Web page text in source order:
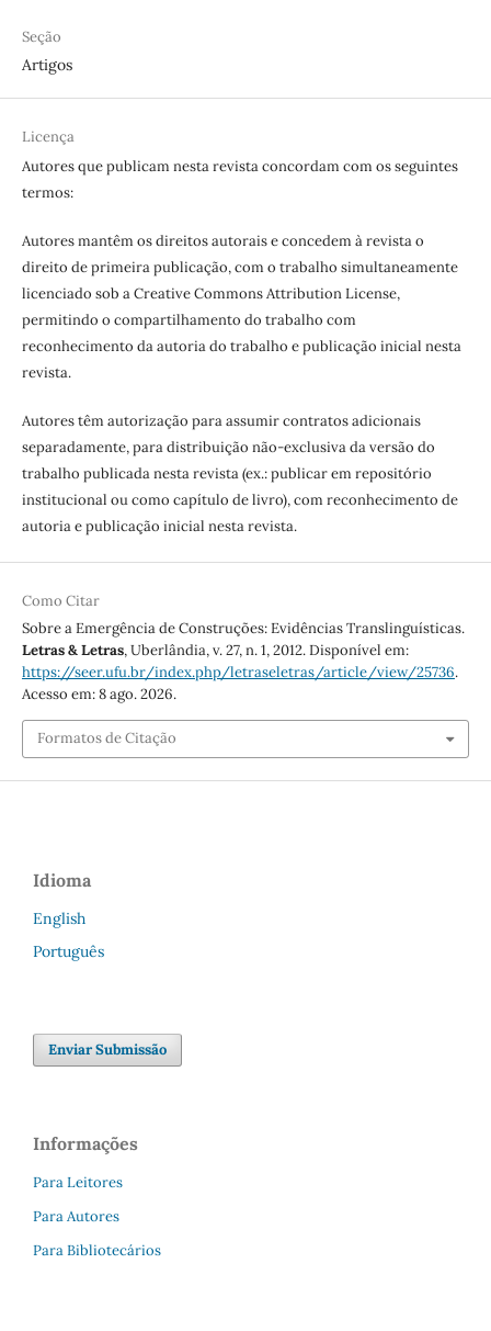
Seção
Artigos
Licença
Autores que publicam nesta revista concordam com os seguintes
termos:
Autores mantêm os direitos autorais e concedem à revista o
direito de primeira publicação, com o trabalho simultaneamente
licenciado sob a Creative Commons Attribution License,
permitindo o compartilhamento do trabalho com
reconhecimento da autoria do trabalho e publicação inicial nesta
revista.
Autores têm autorização para assumir contratos adicionais
separadamente, para distribuição não-exclusiva da versão do
trabalho publicada nesta revista (ex.: publicar em repositório
institucional ou como capítulo de livro), com reconhecimento de
autoria e publicação inicial nesta revista.
Como Citar
Sobre a Emergência de Construções: Evidências Translinguísticas.
Letras & Letras, Uberlândia, v. 27, n. 1, 2012. Disponível em:
https://seer.ufu.br/index.php/letraseletras/article/view/25736.
Acesso em: 8 ago. 2026.
Formatos de Citação
Idioma
English
Português
Enviar Submissão
Informações
Para Leitores
Para Autores
Para Bibliotecários